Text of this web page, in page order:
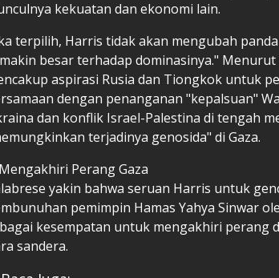
kekuatan dan ekonomi lain.
terpilih, Harris tidak akan mengubah
besar terhadap dominasinya."
aspirasi Rusia dan Tiongkok untuk
dengan penanganan "kepalsuan"
dan konflik Israel-Palestina di tengah
terjadinya genosida" di Gaza.
Perang Gaza
yakin bahwa seruan Harris untuk
pemimpin Hamas Yahya Sinwar
kesempatan untuk mengakhiri perang
sandera.